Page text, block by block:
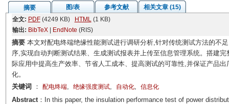
摘要 图/表 参考文献
相关文章 (15)
全文: PDF(4249 KB) HTML(1 KB)
输出: BibTeX| EndNote (RIS)
摘要本文对配电终端绝缘性能测试进行调研分析,针对传统测试方法的不
序,实现自动判断测试结果、生成测试报表并上传至信息管理系统。搭建
际应用中提高生产效率、节省人工成本、提高测试的可靠性,并保证产品
化。
关键词
： 配电终端, 绝缘强度测试, 自动化, 信息化
Abstract：In this paper, the insulation performance test of power